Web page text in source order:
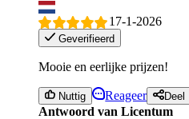
17-1-2026
Geverifieerd
Mooie en eerlijke prijzen!
Nuttig Reageer Deel
Antwoord van Licentum